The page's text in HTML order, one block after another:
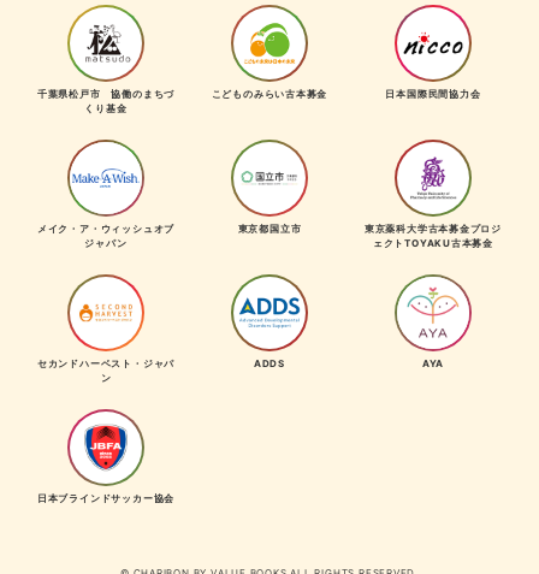
千葉県松戸市 協働のまちづ
くり基金
こどものみらい古本募金 日本国際民間協力会
メイク・ア・ウィッシュオブ
ジャパン
東京都国立市
東京薬科大学古本募金プロジ
ェクトTOYAKU古本募金
セカンドハーベスト・ジャパ
ン
ADDS AYA
日本ブラインドサッカー協会